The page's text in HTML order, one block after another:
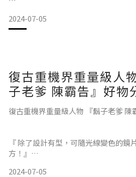
它的造型復古又經典
佩戴起來也很輕便不會讓鼻樑感到壓力
『 銳迪驛站 x ONESEC 』好物分享影
最近在尋覓適合自己的墨鏡
可迅速適應光線
開車進入隧道時透過鏡片變色
讓你可以維持清晰視線
酷的是 它還不需要充電🪫
這款太陽眼鏡 採用低功率
有了它 開車騎車太陽再大也不怕😆
2024-07-05
復古重機界重量級人
子老爹 陳霸告』好物
復古重機界重量級人物 『鬍子老爹 陳
『 除了設計有型，可隨光線變色的鏡
方！』
2024-07-05